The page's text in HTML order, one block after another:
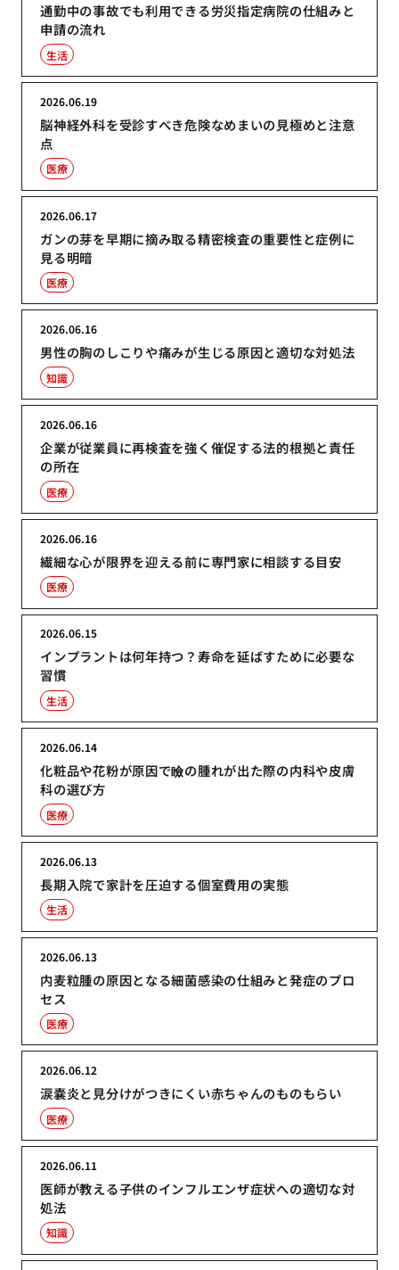
通勤中の事故でも利用できる労災指定病院の仕組みと
申請の流れ
生活
脳神経外科を受診すべき危険なめまいの見極めと注意
点
2026.06.19
医療
ガンの芽を早期に摘み取る精密検査の重要性と症例に
見る明暗
2026.06.17
医療
男性の胸のしこりや痛みが生じる原因と適切な対処法
2026.06.16
知識
企業が従業員に再検査を強く催促する法的根拠と責任
の所在
2026.06.16
医療
繊細な心が限界を迎える前に専門家に相談する目安
2026.06.16
医療
インプラントは何年持つ？寿命を延ばすために必要な
習慣
2026.06.15
生活
化粧品や花粉が原因で瞼の腫れが出た際の内科や皮膚
科の選び方
2026.06.14
医療
長期入院で家計を圧迫する個室費用の実態
2026.06.13
生活
内麦粒腫の原因となる細菌感染の仕組みと発症のプロ
セス
2026.06.13
医療
涙嚢炎と見分けがつきにくい赤ちゃんのものもらい
2026.06.12
医療
医師が教える子供のインフルエンザ症状への適切な対
処法
2026.06.11
知識